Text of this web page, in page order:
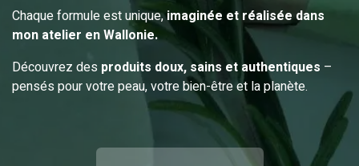
Chaque formule est unique,imaginée et réalisée dans
mon atelier en Wallonie.
Découvrez des produits doux, sains et authentiques –
pensés pour votre peau, votre bien-être et la planète.